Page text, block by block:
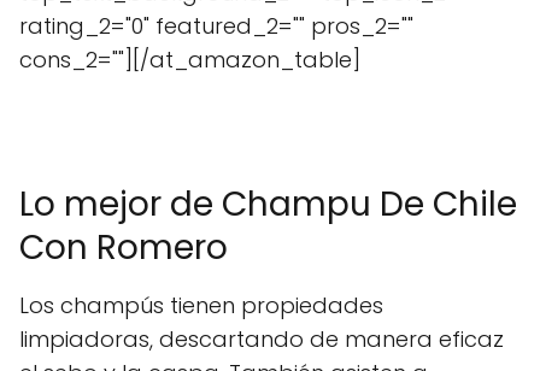
rating_2="0" featured_2="" pros_2=""
cons_2=""][/at_amazon_table]
Lo mejor de Champu De Chile
Con Romero
Los champús tienen propiedades
limpiadoras, descartando de manera eficaz